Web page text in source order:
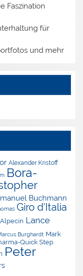
Faszination
für
und mehr
Alexander Kristoff
Bora-
Buchmann
Giro d'Italia
Lance
Burghardt Mark
Quick Step
Peter